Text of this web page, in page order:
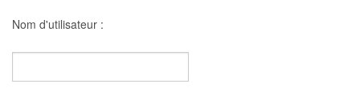
Nom d'utilisateur :